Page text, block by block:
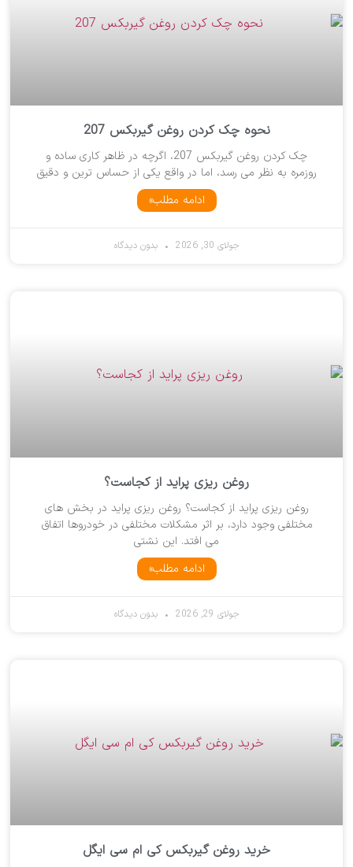
نحوه چک کردن روغن گیربکس 207
چک کردن روغن گیربکس 207، اگرچه در ظاهر کاری ساده و
روزمره به نظر می رسد، اما در واقع یکی از حساس ترین و دقیق
ادامه مطلب»
جولای 30, 2026 بدون دیدگاه
روغن ریزی پراید از کجاست؟
روغن ریزی پراید از کجاست؟ روغن ریزی پراید در بخش های
مختلفی وجود دارد، بر اثر مشکلات مختلفی در خودروها اتفاق
می افتد. این نشتی
ادامه مطلب»
جولای 29, 2026 بدون دیدگاه
خرید روغن گیربکس کی ام سی ایگل